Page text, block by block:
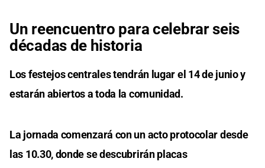
Un reencuentro para celebrar seis
décadas de historia
Los festejos centrales tendrán lugar el 14 de junio y
estarán abiertos a toda la comunidad.
La jornada comenzará con un acto protocolar desde
las 10.30, donde se descubrirán placas